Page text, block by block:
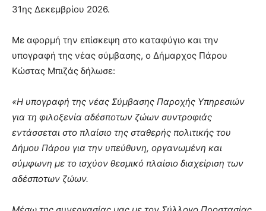
31ης Δεκεμβρίου 2026.
Με αφορμή την επίσκεψη στο καταφύγιο και την
υπογραφή της νέας σύμβασης, ο Δήμαρχος Πάρου
Κώστας Μπιζάς δήλωσε:
«Η υπογραφή της νέας Σύμβασης Παροχής Υπηρεσιών
για τη φιλοξενία αδέσποτων ζώων συντροφιάς
εντάσσεται στο πλαίσιο της σταθερής πολιτικής του
Δήμου Πάρου για την υπεύθυνη, οργανωμένη και
σύμφωνη με το ισχύον θεσμικό πλαίσιο διαχείριση των
αδέσποτων ζώων.